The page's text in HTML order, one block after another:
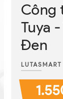
Công
Tuya
Đen
LUTASMART